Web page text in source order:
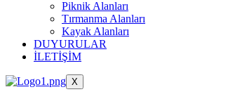
Piknik Alanları
Tırmanma Alanları
Kayak Alanları
DUYURULAR
İLETİŞİM
X